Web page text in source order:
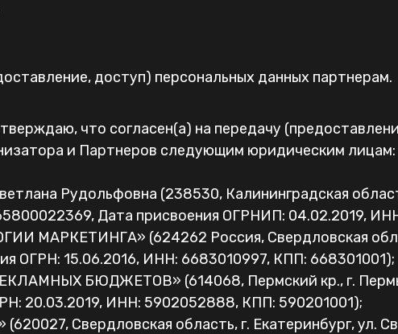
доступ) персональных данных партнерам.
что согласен(а) на передачу
и Партнеров следующим юридическим лицам:
Рудольфовна (238530, Калининградская
Дата присвоения ОГРНИП: 04.02.2019,
МАРКЕТИНГА» (624262 Россия, Свердловская
ОГРН: 15.06.2016, ИНН: 6683010997, КПП: 668301001);
БЮДЖЕТОВ» (614068, Пермский кр., г. Пермь,
20.03.2019, ИНН: 5902052888, КПП: 590201001);
Свердловская область, г. Екатеринбург, ул.